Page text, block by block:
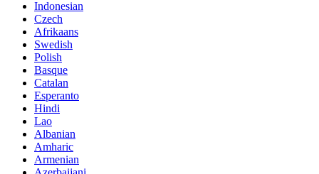
Indonesian
Czech
Afrikaans
Swedish
Polish
Basque
Catalan
Esperanto
Hindi
Lao
Albanian
Amharic
Armenian